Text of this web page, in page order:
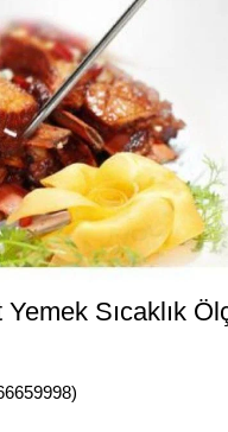
Sıcaklık